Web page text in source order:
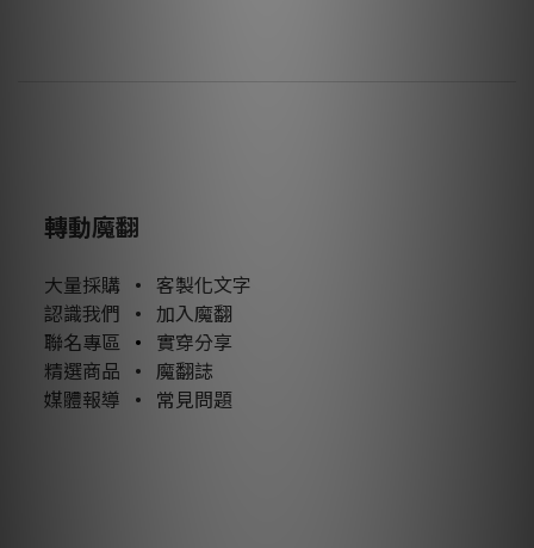
轉動魔翻
大量採購 •
客製化文字
認識我們 •
加入魔翻
聯名專區 •
實穿分享
精選商品 • 魔翻誌
媒體報導
• 常見問題